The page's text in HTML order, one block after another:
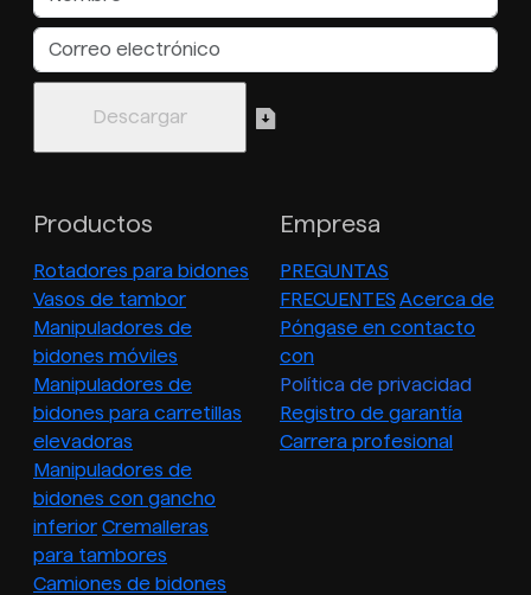
Productos
Rotadores para bidones
Vasos de tambor
Manipuladores de
bidones móviles
Manipuladores de
bidones para carretillas
elevadoras
Manipuladores de
bidones con gancho
inferior Cremalleras
para tambores
Camiones de bidones
Empresa
PREGUNTAS
FRECUENTES Acerca de
Póngase en contacto
con
Política de privacidad
Registro de garantía
Carrera profesional